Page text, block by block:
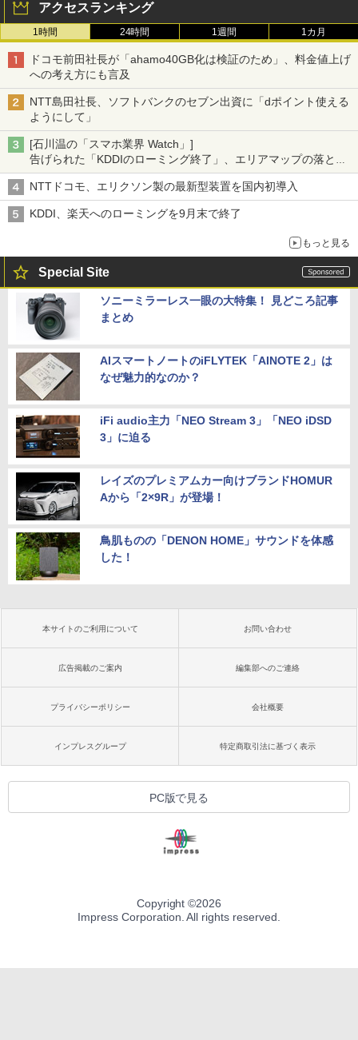
アクセスランキング
1時間 24時間 1週間 1カ月
ドコモ前田社長が「ahamo40GB化は検証のため」、料金値上げ
への考え方にも言及
NTT島田社長、ソフトバンクのセブン出資に「dポイント使える
ようにして」
[石川温の「スマホ業界 Watch」]
告げられた「KDDIのローミング終了」、エリアマップの落とし
穴と楽天モバイルの課題
NTTドコモ、エリクソン製の最新型装置を国内初導入
KDDI、楽天へのローミングを9月末で終了
もっと見る
Special Site
ソニーミラーレス一眼の大特集！ 見どころ記事
まとめ
AIスマートノートのiFLYTEK「AINOTE 2」は
なぜ魅力的なのか？
iFi audio主力「NEO Stream 3」「NEO iDSD
3」に迫る
レイズのプレミアムカー向けブランドHOMUR
Aから「2×9R」が登場！
鳥肌ものの「DENON HOME」サウンドを体感
した！
本サイトのご利用について お問い合わせ
広告掲載のご案内 編集部へのご連絡
プライバシーポリシー 会社概要
インプレスグループ 特定商取引法に基づく表示
PC版で見る
Copyright ©2026
Impress Corporation. All rights reserved.